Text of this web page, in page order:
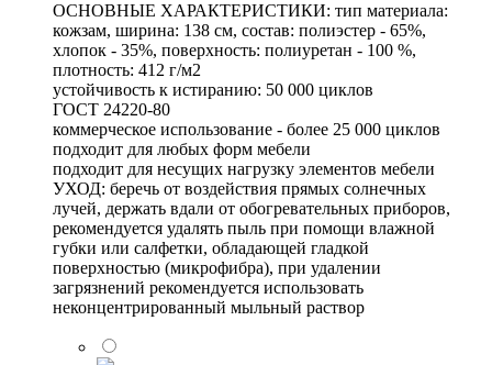
ОСНОВНЫЕ ХАРАКТЕРИСТИКИ: тип материала:
кожзам, ширина: 138 см, состав: полиэстер - 65%,
хлопок - 35%, поверхность: полиуретан - 100 %,
плотность: 412 г/м2
устойчивость к истиранию: 50 000 циклов
ГОСТ 24220-80
коммерческое использование - более 25 000 циклов
подходит для любых форм мебели
подходит для несущих нагрузку элементов мебели
УХОД: беречь от воздействия прямых солнечных
лучей, держать вдали от обогревательных приборов,
рекомендуется удалять пыль при помощи влажной
губки или салфетки, обладающей гладкой
поверхностью (микрофибра), при удалении
загрязнений рекомендуется использовать
неконцентрированный мыльный раствор